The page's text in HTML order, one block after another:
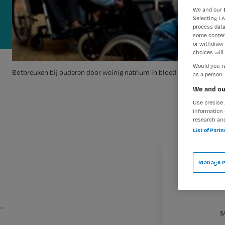
Botbreuken bij ouderen door weinig natrium in bloed
…
We and our
Selecting I
process
some
or withdraw
choices will
Would you
as a person
We and
Use
information
research
List of
Manage